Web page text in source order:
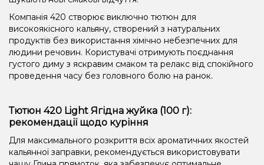
Компанія 420 створює виключно тютюн для
високоякісного кальяну, створений з натуральних
продуктів без використання хімічно небезпечних для
людини речовин. Користувачі отримують поєднання
густого диму з яскравим смаком та релакс від спокійного
проведення часу без головного болю на ранок.
Тютюн 420 Light Ягідна жуйка (100 г):
рекомендації щодо куріння
Для максимального розкриття всіх ароматичних якостей
кальянної заправки, рекомендується використовувати